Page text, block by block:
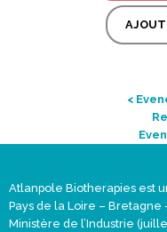
<
Atlanpole Biotherapies est
Pays de la Loire –
Ministère de l’Industrie